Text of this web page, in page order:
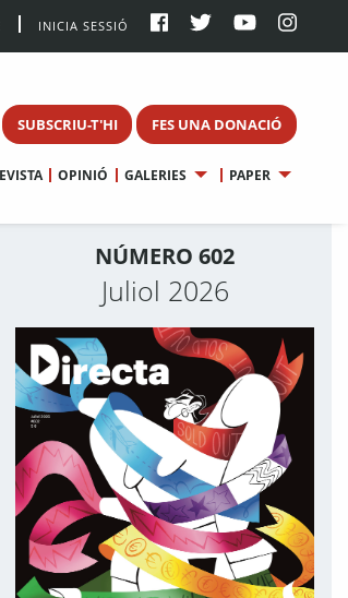
INICIA SESSIÓ
SUBSCRIU-T'HI FES UNA DONACIÓ
OPINIÓ GALERIES PAPER
NÚMERO 602
Juliol 2026